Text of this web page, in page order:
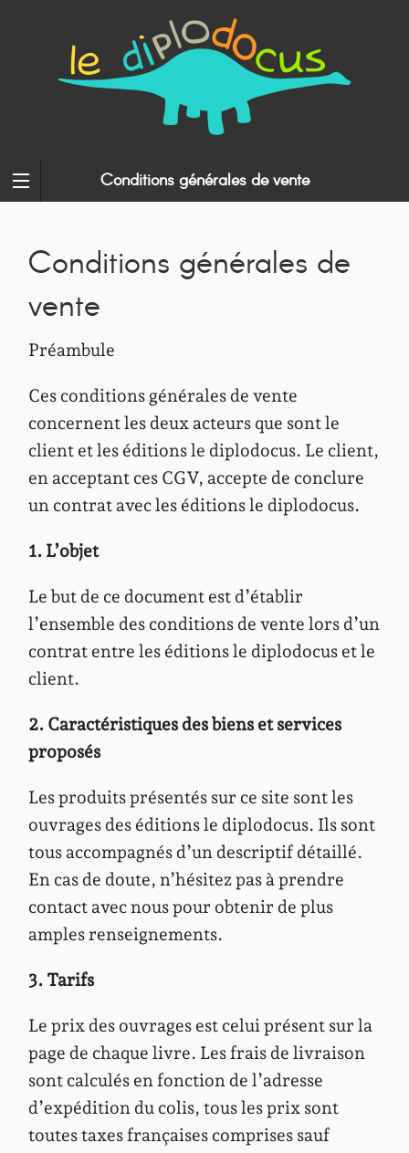
Conditions générales de vente
Conditions générales de
vente
Préambule
Ces conditions générales de vente
concernent les deux acteurs que sont le
client et les éditions le diplodocus. Le client,
en acceptant ces CGV, accepte de conclure
un contrat avec les éditions le diplodocus.
1. L’objet
Le but de ce document est d’établir
l’ensemble des conditions de vente lors d’un
contrat entre les éditions le diplodocus et le
client.
2. Caractéristiques des biens et services
proposés
Les produits présentés sur ce site sont les
ouvrages des éditions le diplodocus. Ils sont
tous accompagnés d’un descriptif détaillé.
En cas de doute, n’hésitez pas à prendre
contact avec nous pour obtenir de plus
amples renseignements.
3. Tarifs
Le prix des ouvrages est celui présent sur la
page de chaque livre. Les frais de livraison
sont calculés en fonction de l’adresse
d’expédition du colis, tous les prix sont
toutes taxes françaises comprises sauf